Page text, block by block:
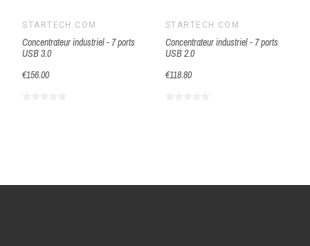
STARTECH.COM
Concentrateur industriel - 7 ports
USB 3.0
€156.00
STARTECH.COM
Concentrateur industriel - 7 ports
USB 2.0
€118.80